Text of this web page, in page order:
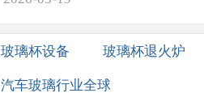
玻璃杯设备 玻璃杯退火炉
汽车玻璃行业全球